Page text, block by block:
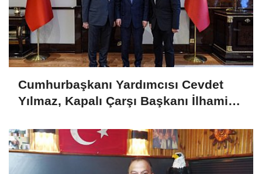
Cumhurbaşkanı Yardımcısı Cevdet
Yılmaz, Kapalı Çarşı Başkanı İlhami